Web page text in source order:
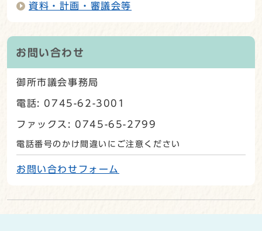
資料・計画・審議会等
お問い合わせ
御所市議会事務局
電話: 0745-62-3001
ファックス: 0745-65-2799
電話番号のかけ間違いにご注意ください
お問い合わせフォーム